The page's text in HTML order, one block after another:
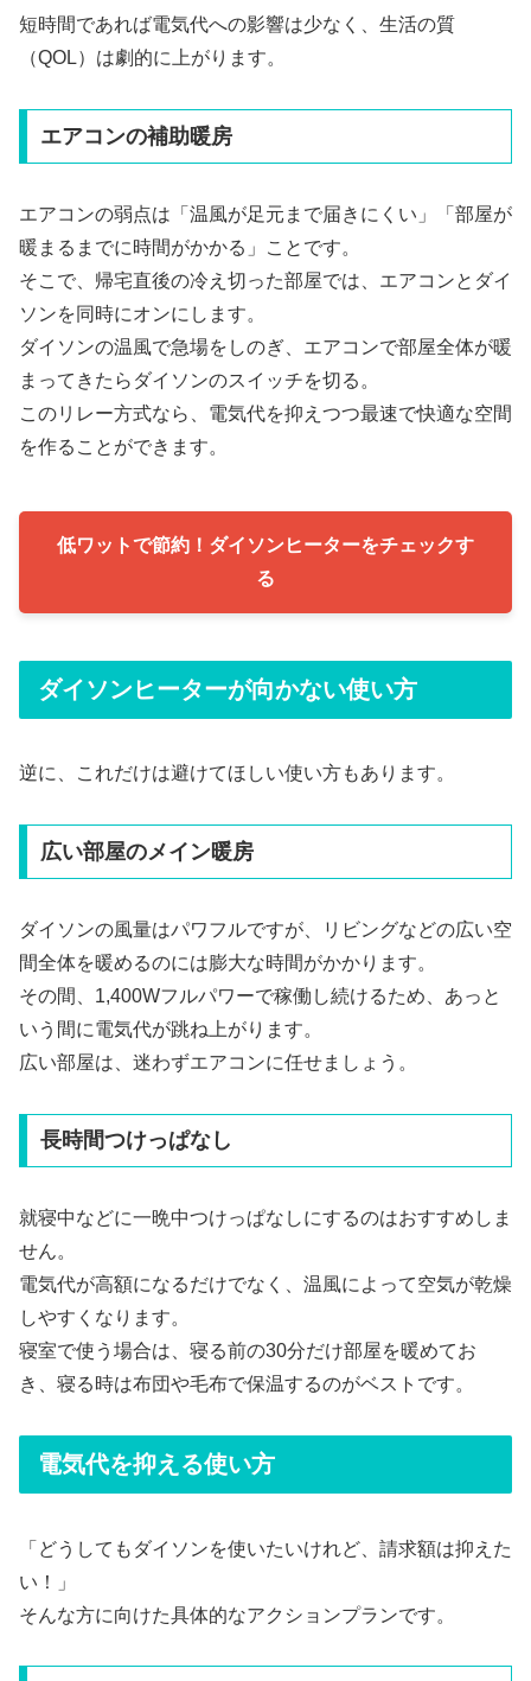
短時間であれば電気代への影響は少なく、生活の質
（QOL）は劇的に上がります。
エアコンの補助暖房
エアコンの弱点は「温風が足元まで届きにくい」「部屋が
暖まるまでに時間がかかる」ことです。
そこで、帰宅直後の冷え切った部屋では、エアコンとダイ
ソンを同時にオンにします。
ダイソンの温風で急場をしのぎ、エアコンで部屋全体が暖
まってきたらダイソンのスイッチを切る。
このリレー方式なら、電気代を抑えつつ最速で快適な空間
を作ることができます。
低ワットで節約！ダイソンヒーターをチェックす
る
ダイソンヒーターが向かない使い方
逆に、これだけは避けてほしい使い方もあります。
広い部屋のメイン暖房
ダイソンの風量はパワフルですが、リビングなどの広い空
間全体を暖めるのには膨大な時間がかかります。
その間、1,400Wフルパワーで稼働し続けるため、あっと
いう間に電気代が跳ね上がります。
広い部屋は、迷わずエアコンに任せましょう。
長時間つけっぱなし
就寝中などに一晩中つけっぱなしにするのはおすすめしま
せん。
電気代が高額になるだけでなく、温風によって空気が乾燥
しやすくなります。
寝室で使う場合は、寝る前の30分だけ部屋を暖めてお
き、寝る時は布団や毛布で保温するのがベストです。
電気代を抑える使い方
「どうしてもダイソンを使いたいけれど、請求額は抑えた
い！」
そんな方に向けた具体的なアクションプランです。